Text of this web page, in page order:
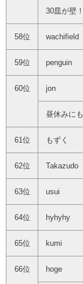
30皿が壁！
58位 wachifield
59位 penguin
60位 jon
昼休みに
61位 もずく
62位 Takazudo
63位 usui
64位 hyhyhy
65位 kumi
66位 hoge